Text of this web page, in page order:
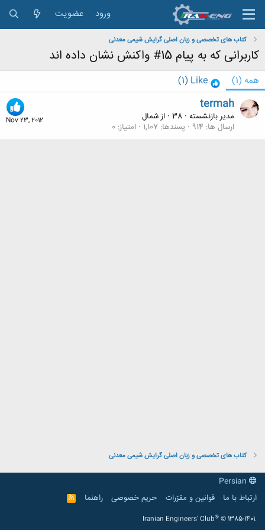
ورود عضویت
کتاب های تخصصی و زبان اصلی گرایش شیمی معدنی
کاربرانی که به پیام 15# واکنش نشان داده اند
همه (1)
Like
(1)
Nov 23, 2012
termah
مدیر بازنشسته ·
· ازشمال
ارسال ها 914 پسندها 1,107 امتیاز 0
کتاب های تخصصی و زبان اصلی گرایش شیمی معدنی
ارتباط با ما
قوانین و مقرّرات حریم خصوصی راهنما
R
S
Iranian Engineers' Club® © 1385-1401.